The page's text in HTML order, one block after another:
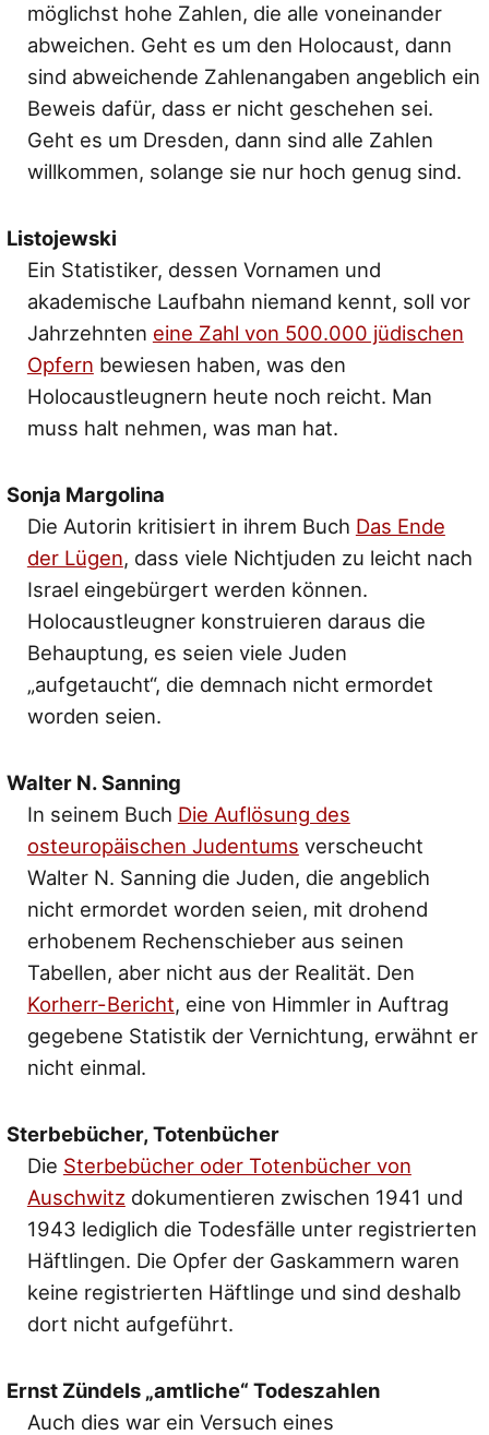
möglichst hohe Zahlen, die alle voneinander
abweichen. Geht es um den Holocaust, dann
sind abweichende Zahlenangaben angeblich ein
Beweis dafür, dass er nicht geschehen sei.
Geht es um Dresden, dann sind alle Zahlen
willkommen, solange sie nur hoch genug sind.
Listojewski
Ein Statistiker, dessen Vornamen und
akademische Laufbahn niemand kennt, soll vor
Jahrzehnten eine Zahl von 500.000 jüdischen
Opfern bewiesen haben, was den
Holocaustleugnern heute noch reicht. Man
muss halt nehmen, was man hat.
Sonja Margolina
Die Autorin kritisiert in ihrem Buch Das Ende
der Lügen, dass viele Nichtjuden zu leicht nach
Israel eingebürgert werden können.
Holocaustleugner konstruieren daraus die
Behauptung, es seien viele Juden
„aufgetaucht“, die demnach nicht ermordet
worden seien.
Walter N. Sanning
In seinem Buch Die Auflösung des
osteuropäischen Judentums verscheucht
Walter N. Sanning die Juden, die angeblich
nicht ermordet worden seien, mit drohend
erhobenem Rechenschieber aus seinen
Tabellen, aber nicht aus der Realität. Den
Korherr-Bericht, eine von Himmler in Auftrag
gegebene Statistik der Vernichtung, erwähnt er
nicht einmal.
Sterbebücher, Totenbücher
Die Sterbebücher oder Totenbücher von
Auschwitz dokumentieren zwischen 1941 und
1943 lediglich die Todesfälle unter registrierten
Häftlingen. Die Opfer der Gaskammern waren
keine registrierten Häftlinge und sind deshalb
dort nicht aufgeführt.
Ernst Zündels „amtliche“ Todeszahlen
Auch dies war ein Versuch eines